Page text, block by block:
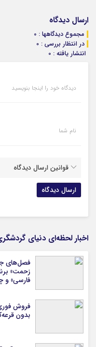
ارسال دیدگاه
مجموع دیدگاهها : 0
در انتظار بررسی : 0
انتشار یافته : 0
دیدگاه خود را اینجا بنویسید
نام شما
قوانین ارسال دیدگاه
اخبار لحظه‌ای دنیای
فصل‌های
زحمت»
فارسی» و
بدون